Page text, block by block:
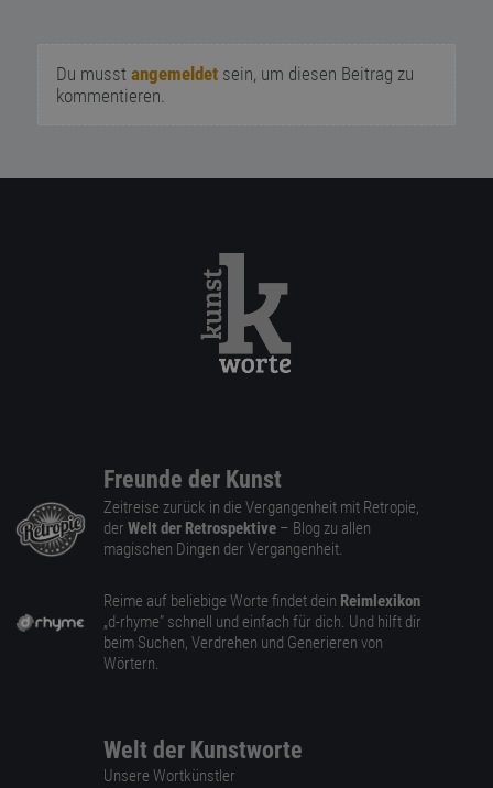
Du musst angemeldetsein, um diesen Beitrag zu
kommentieren.
Freunde der Kunst
Zeitreise zurück in die Vergangenheit mit Retropie,
der Welt der Retrospektive – Blog zu allen
magischen Dingen der Vergangenheit.
Reime auf beliebige Worte findet dein Reimlexikon
„d-rhyme” schnell und einfach für dich. Und hilft dir
beim Suchen, Verdrehen und Generieren von
Wörtern.
Welt der Kunstworte
Unsere Wortkünstler